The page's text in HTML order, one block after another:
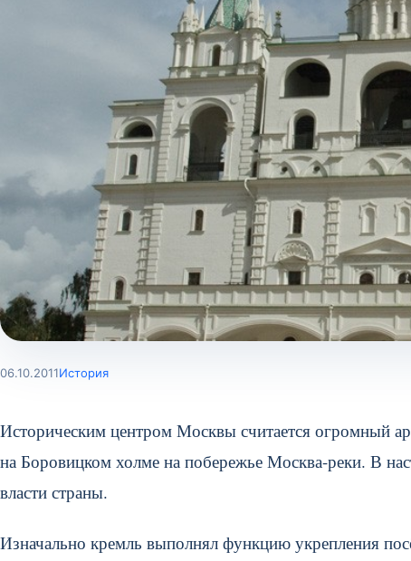
06.10.2011История
Историческим центром Москвы считается огромный
на Боровицком холме на побережье Москва-реки. В
власти страны.
Изначально кремль выполнял функцию укрепления